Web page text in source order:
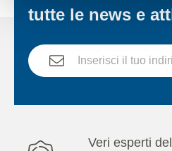
tutte le news e
Veri esperti